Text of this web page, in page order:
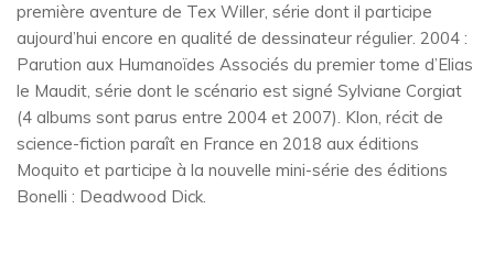
première aventure de Tex Willer, série dont il participe
aujourd’hui encore en qualité de dessinateur régulier. 2004 :
Parution aux Humanoïdes Associés du premier tome d’Elias
le Maudit, série dont le scénario est signé Sylviane Corgiat
(4 albums sont parus entre 2004 et 2007). Klon, récit de
science-fiction paraît en France en 2018 aux éditions
Moquito et participe à la nouvelle mini-série des éditions
Bonelli : Deadwood Dick.